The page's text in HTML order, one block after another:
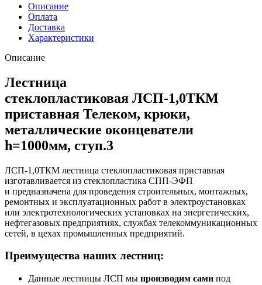
Описание
Оплата
Доставка
Характеристики
Описание
Лестница
стеклопластиковая ЛСП-1,0ТКМ
приставная Телеком, крюки,
металлические оконцеватели
h=1000мм, ступ.3
ЛСП-1,0ТКМ лестница стеклопластиковая приставная
изготавливается из стеклопластика СПП-ЭФП
и предназначена для проведения строительных, монтажных,
ремонтных и эксплуатационных работ в электроустановках
или электротехнологических установках на энергетических,
нефтегазовых предприятиях, службах телекоммуникационных
сетей, в цехах промышленных предприятий.
Преимущества наших лестниц:
Данные лестницы ЛСП мы производим сами под